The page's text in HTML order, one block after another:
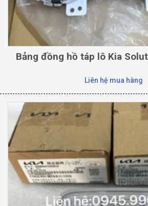
Bảng đồng hồ táp lô Kia
Liên hệ mua hàng